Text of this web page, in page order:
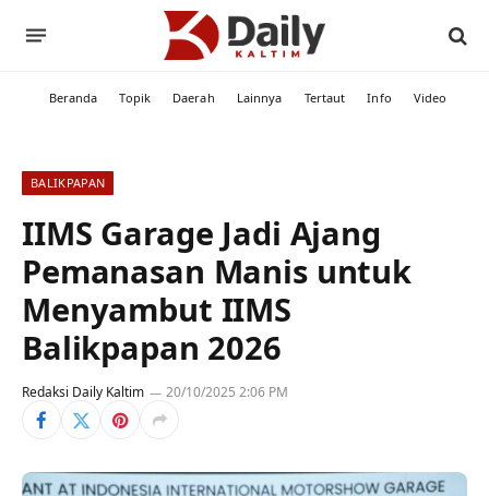
Beranda Topik Daerah Lainnya Tertaut Info Video
BALIKPAPAN
IIMS Garage Jadi Ajang
Pemanasan Manis untuk
Menyambut IIMS
Balikpapan 2026
Redaksi Daily Kaltim 20/10/2025 2:06 PM